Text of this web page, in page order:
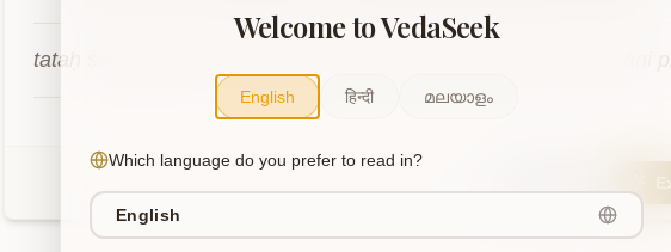
tataḥ śeṣāni kanyāyā yānyahāni tu ṣoḍaśa | kratubhis tāni tulyāni
Welcome to VedaSeek
English हिन्दी മലയാളം
Which language do you prefer to read in?
English